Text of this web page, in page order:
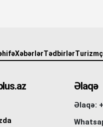
XəbərlərTədbirlər
Əlaqə
Əlaqə: